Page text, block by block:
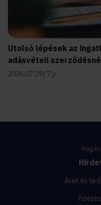
Utolsó lépések az
adásvételi
2026.07.29 7 p
Árak és